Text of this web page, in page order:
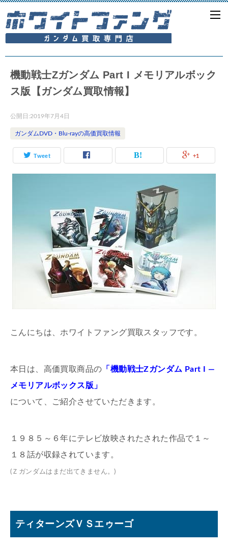
機動戦士Zガンダム Part I メモリアルボック
ス版【ガンダム買取情報】
公開日:2019年7月4日
ガンダムDVD・Blu-rayの高価買取情報
Tweet +1
こんにちは、ホワイトファング買取スタッフです。
本日は、高価買取商品の 「機動戦士Zガンダム Part I ―
メモリアルボックス版」
について、ご紹介させていただきます。
１９８５～６年にテレビ放映されたされた作品で１～
１８話が収録されています。
(Ｚガンダムはまだ出てきません。)
ティターンズＶＳエゥーゴ